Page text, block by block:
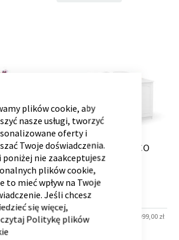
CLOSE
plików cookie, aby
nasze usługi, tworzyć
oferty i
Twoje doświadczenia.
poniżej nie zaakceptujesz
plików cookie,
to mieć wpływ na Twoje
Jeśli chcesz
się więcej,
Politykę plików
999,00 zł
BIURKO 145 BIANCO
FIORI
145 x60 x74 cm
1 600,00 zł
Cena
promocyjna
1 360,00 zł
* Dla zamówień powyżej 6 999,00 zł
Szafka RTV